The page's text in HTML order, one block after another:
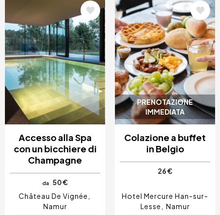
Immagine
Accesso alla Spa
con un bicchiere di
Champagne
da 50 €
Château De Vignée
Namur
PRENOTAZIONE
IMMEDIATA
Immagine
Colazione a buffet
in Belgio
26 €
Hotel Mercure Han-sur-
Lesse
Namur